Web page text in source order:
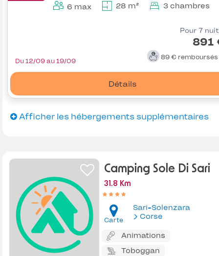
6 max 28 m² 3 chambres
Pour 7
891
89 € remboursés
Détails
Du 12/09 au 19/09
Afficher les hébergements supplémentaires
Camping Sole Di Sari
31.8 Km
Carte
Sari-Solenzara
Corse
Animations
Toboggan